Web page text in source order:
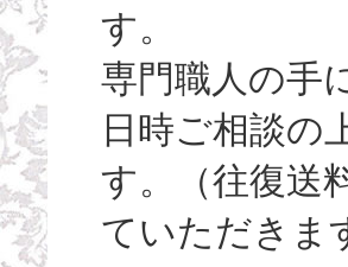
す。
専門職人の手
日時ご相談の
す。（往復送
ていただきま